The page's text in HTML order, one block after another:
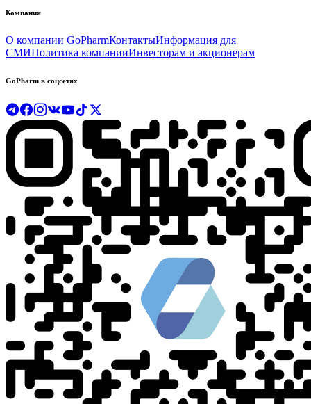
Компания
О компании GoPharmКонтактыИнформация для
СМИПолитика компанииИнвесторам и акционерам
GoPharm в соцсетях